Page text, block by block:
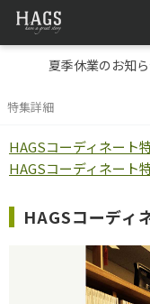
夏季休業のお知
特集詳細
HAGSコーディネート
HAGSコーディネート
HAGSコーディ